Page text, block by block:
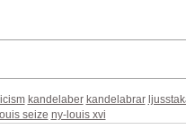
kandelaber kandelabrar
seize ny-louis xvi